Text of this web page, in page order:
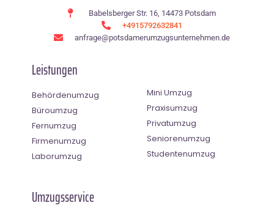
Babelsberger Str. 16, 14473 Potsdam
+4915792632841
anfrage@potsdamerumzugsunternehmen.de
Leistungen
Behördenumzug
Büroumzug
Fernumzug
Firmenumzug
Laborumzug
Mini Umzug
Praxisumzug
Privatumzug
Seniorenumzug
Studentenumzug
Umzugsservice